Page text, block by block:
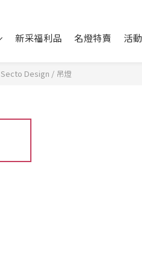
新采福利品 名燈特賣 活
Secto Design / 吊燈